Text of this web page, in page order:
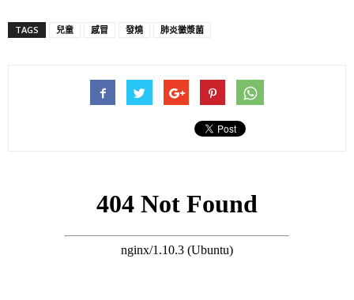
不明顯，成為社區的隱形病人，「醫不好才入院。」
搜尋 Travel
染。群組爆發亦見於學校，衞生防護中心去年五月接獲，天水圍
喉嚨痛和咳嗽等病徵，需留院治療。其後發現當中一人的九歲弟
弟早前曾染該病，幸四人均情況穩定出院。
TAGS 兒童 感冒 發燒 肺炎黴漿菌